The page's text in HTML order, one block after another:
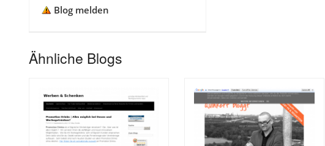
Blog melden
Ähnliche Blogs